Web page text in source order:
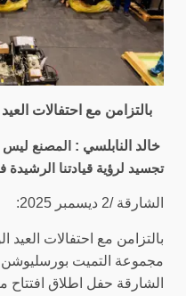
بالتزامن مع احتفالات العيد الوطني
خالد النابلسي : المصنع
تجسيد لرؤية قيادتنا الرشيدة
الشارقة /2 ديسمبر 2025:
مجموعة التميت بورسليوشن
الشارقة حفل اطلاق افتتاح